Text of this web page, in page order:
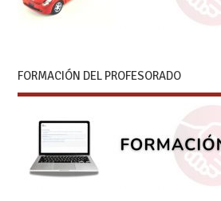
FORMACIÓN DEL PROFESORADO